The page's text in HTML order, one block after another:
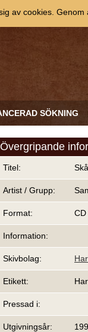
SÖKNING
Övergripande
Titel:
Artist / Grupp:
Format: CD
Information:
Skivbolag:
Etikett:
Pressad i:
Utgivningsår:
av cookies.